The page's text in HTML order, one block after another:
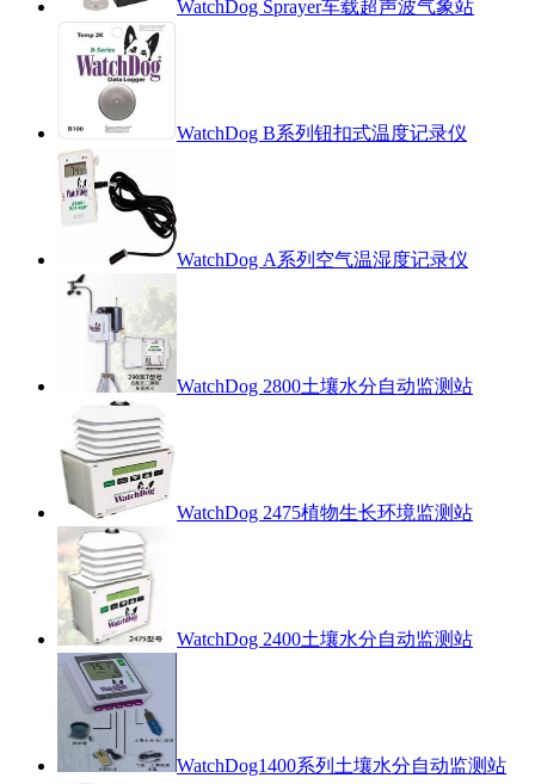
WatchDog Sprayer车载超声波气象站
WatchDog B系列钮扣式温度记录仪
WatchDog A系列空气温湿度记录仪
WatchDog 2800土壤水分自动监测站
WatchDog 2475植物生长环境监测站
WatchDog 2400土壤水分自动监测站
WatchDog1400系列土壤水分自动监测站